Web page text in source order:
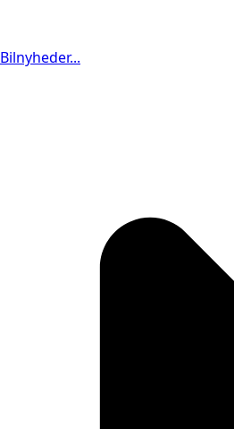
Bilnyheder...